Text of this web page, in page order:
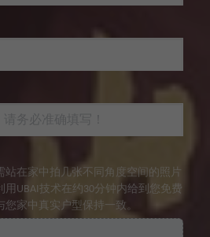
站在家中拍几张不同角度空间的照片
UBAI技术在约30分钟内给到您免费
家中真实户型保持一致。